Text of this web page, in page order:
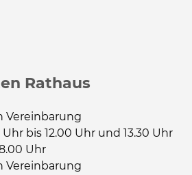
Rathaus
Vereinbarung
bis 12.00 Uhr und 13.30 Uhr
Uhr
Vereinbarung